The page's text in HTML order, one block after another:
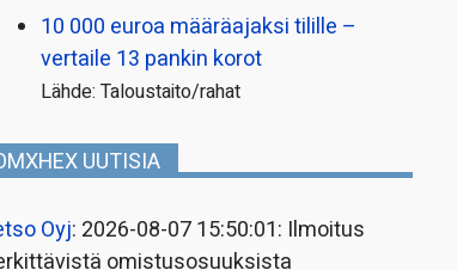
10 000 euroa määräajaksi tilille –
vertaile 13 pankin korot
Lähde: Taloustaito/rahat
UUTISIA
Oyj: 2026-08-07 15:50:01: Ilmoitus
omistusosuuksista